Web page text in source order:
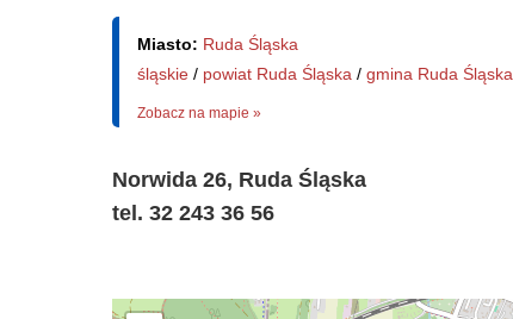
Miasto: Ruda Śląska
śląskie / powiat Ruda Śląska / gmina Ruda Śląska
Zobacz na mapie »
Norwida 26, Ruda Śląska
tel. 32 243 36 56